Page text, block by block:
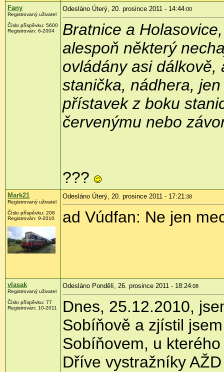
Fany
Registrovaný uživatel
Číslo příspěvku: 5600
Registrován: 6-2004
Odesláno Úterý, 20. prosince 2011 - 14:44:00
Bratnice a
alespoň některý
ovládány asi dálkově,
stanička, nádhera,
přístavek z boku
červenýmu nebo
???
Mark21
Registrovaný uživatel
Číslo příspěvku: 208
Registrován: 9-2010
Odesláno Úterý, 20. prosince 2011 - 17:21:38
ad Vúdfan: Ne jen
vlasak
Registrovaný uživatel
Číslo příspěvku: 77
Registrován: 10-2011
Odesláno Pondělí, 26. prosince 2011 - 18:24:08
Dnes, 25.12.2010,
Sobíňově a zjístil
Sobíňovem, u
Dříve vystražníky